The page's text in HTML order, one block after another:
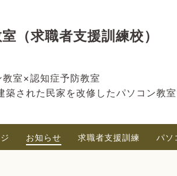
（求職者支援訓練校）
室×認知症予防教室
された民家を改修したパソコン教室
お知らせ 求職者支援訓練 パソ